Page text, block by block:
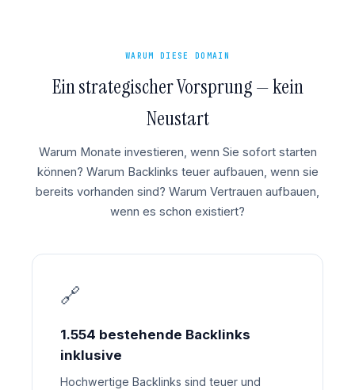
WARUM DIESE DOMAIN
Ein strategischer Vorsprung — kein
Neustart
Warum Monate investieren, wenn Sie sofort starten
können? Warum Backlinks teuer aufbauen, wenn sie
bereits vorhanden sind? Warum Vertrauen aufbauen,
wenn es schon existiert?
🔗
1.554 bestehende Backlinks
inklusive
Hochwertige Backlinks sind teuer und